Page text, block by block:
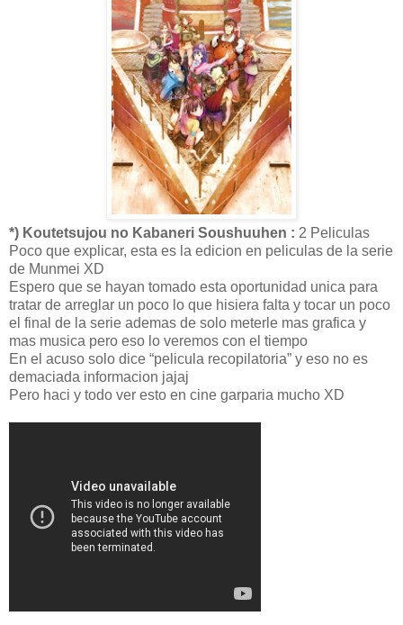
*) Koutetsujou no Kabaneri Soushuuhen : 2 Peliculas
Poco que explicar, esta es la edicion en peliculas de la serie
de Munmei XD
Espero que se hayan tomado esta oportunidad unica para
tratar de arreglar un poco lo que hisiera falta y tocar un poco
el final de la serie ademas de solo meterle mas grafica y
mas musica pero eso lo veremos con el tiempo
En el acuso solo dice “pelicula recopilatoria” y eso no es
demaciada informacion jajaj
Pero haci y todo ver esto en cine garparia mucho XD